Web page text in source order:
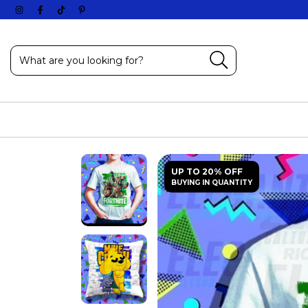
UP TO 20% OFF
BUYING IN QUANTITY